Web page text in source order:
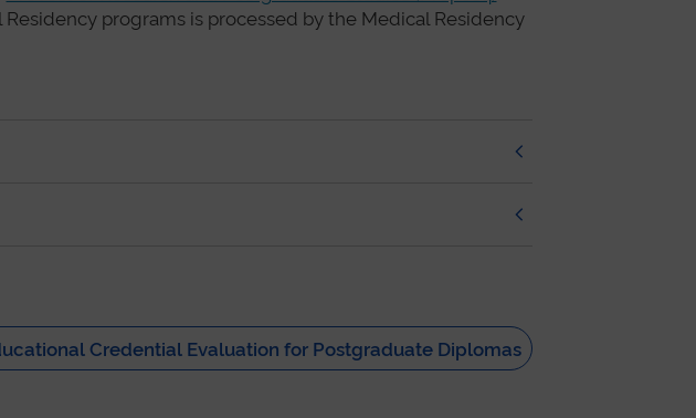
programs is processed by the Medical Residency
Credential Evaluation for Postgraduate Diplomas